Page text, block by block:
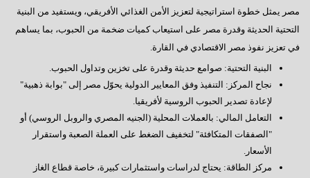
مصر يمثل خطوة استراتيجية لتعزيز الأمن الغذائي الأفريقي، ويستفيد من البنية
التحتية الحديثة وقدرة مصر على استيعاب كميات ضخمة من الحبوب، بما يساهم
في تعزيز نفوذ مصر الاقتصادي في القارة.
البنية التحتية: صوامع حديثة وقدرة على تخزين وتداول الحبوب.
نجاح المركز: التنفيذ وفق المعايير الدولية يحوّل مصر إلى "بوابة ذهبية"
لإعادة تصدير الحبوب الروسية لأفريقيا.
التعامل المالي: بالعملات المحلية (الجنيه المصري والروبل الروسي) أو
"الصفقات المتكافئة" لتخفيف الضغط على العملة الصعبة واستقرار
الأسعار.
مركز الطاقة: يحتاج لدراسات واستثمارات كبيرة، خاصة قطاع الغاز